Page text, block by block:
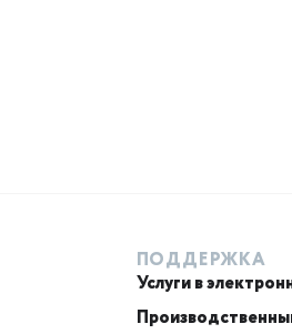
ПОДДЕРЖКА
Услуги в